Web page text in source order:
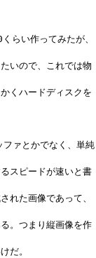
らい作ってみたが、
いので、これでは物
くハードディスクを
ァとかでなく、単純
スピードが速いと書
れた画像であって、
。つまり縦画像を作
だ。